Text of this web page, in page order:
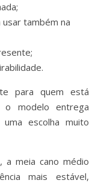
também na
para quem está
o modelo entrega
escolha muito
a meia cano médio
mais estável,